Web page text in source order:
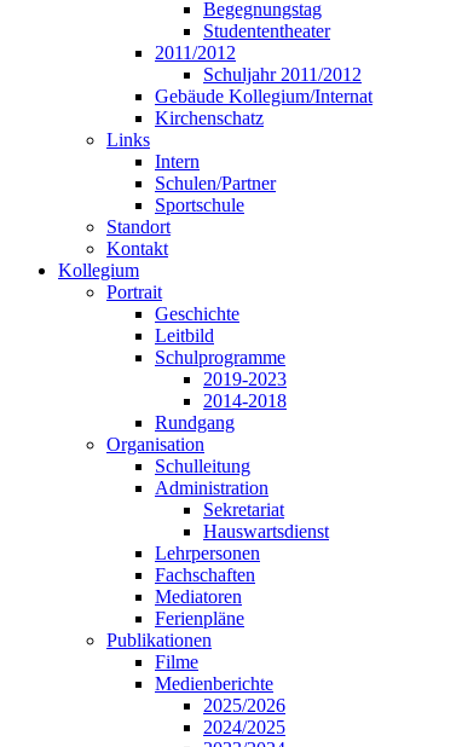
Begegnungstag
Studententheater
2011/2012
Schuljahr 2011/2012
Gebäude Kollegium/Internat
Kirchenschatz
Links
Intern
Schulen/Partner
Sportschule
Standort
Kontakt
Kollegium
Portrait
Geschichte
Leitbild
Schulprogramme
2019-2023
2014-2018
Rundgang
Organisation
Schulleitung
Administration
Sekretariat
Hauswartsdienst
Lehrpersonen
Fachschaften
Mediatoren
Ferienpläne
Publikationen
Filme
Medienberichte
2025/2026
2024/2025